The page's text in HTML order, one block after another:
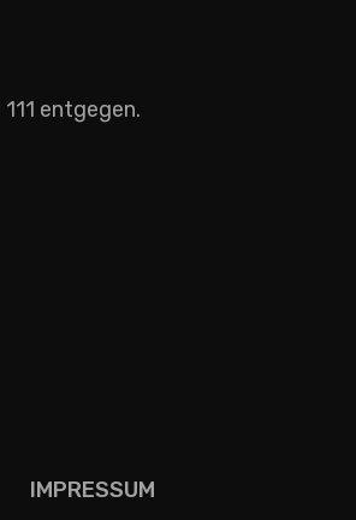
entgegen.
IMPRESSUM